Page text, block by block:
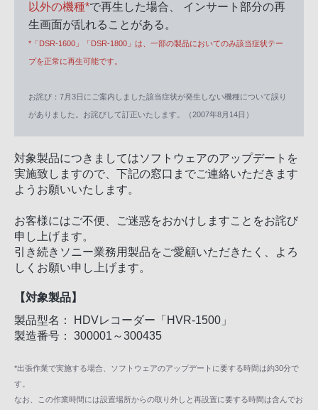
以外の機種*で再生した場合、 インサート部分の再
生画面が乱れることがある。
*「DSR-1600」「DSR-1800」は、一部の製品においてのみ該当症状テー
プを正常に再生可能です。
お詫び：7月3日にご案内しました該当症状が発生しない機種について誤り
がありました。お詫びして訂正いたします。（2007年8月14日）
対象製品につきましてはソフトウェアのアップデートを
実施致しますので、下記の窓口までご連絡いただきます
ようお願いいたします。
お客様にはご不便、ご迷惑をおかけしますことをお詫び
申し上げます。
引き続きソニー業務用製品をご愛顧いただきたく、よろ
しくお願い申し上げます。
【対象製品】
製品型名： HDVレコーダー「HVR-1500」
製造番号： 300001～300435
*出張作業で実施する場合、ソフトウェアのアップデートに要する時間は約30分で
す。
なお、この作業時間には設置場所からの取り外しと再設置に要する時間は含んでお